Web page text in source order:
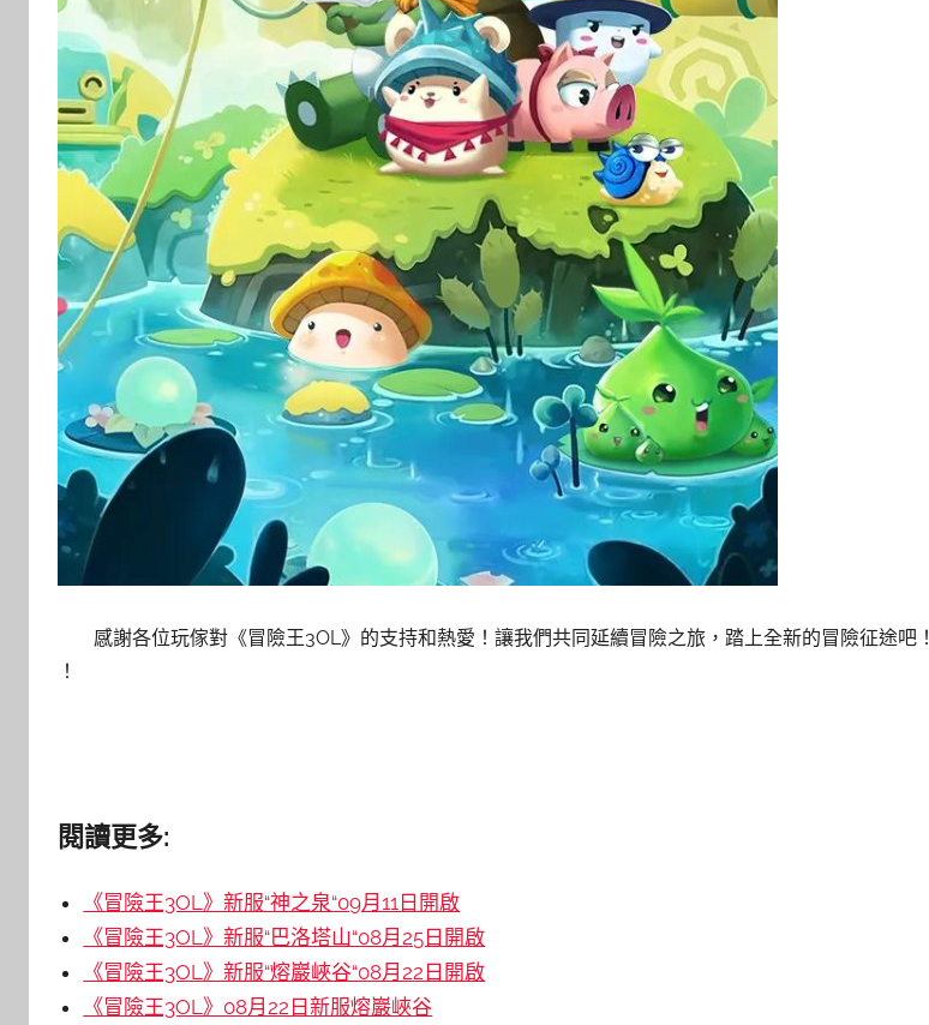
感謝各位玩傢對《冒險王3OL》的支持和熱愛！讓我們共同延續冒險之旅，踏上全新的冒險征途吧！
！
閱讀更多:
《冒險王3OL》新服“神之泉“09月11日開啟
《冒險王3OL》新服“巴洛塔山“08月25日開啟
《冒險王3OL》新服“熔巖峽谷“08月22日開啟
《冒險王3OL》08月22日新服熔巖峽谷